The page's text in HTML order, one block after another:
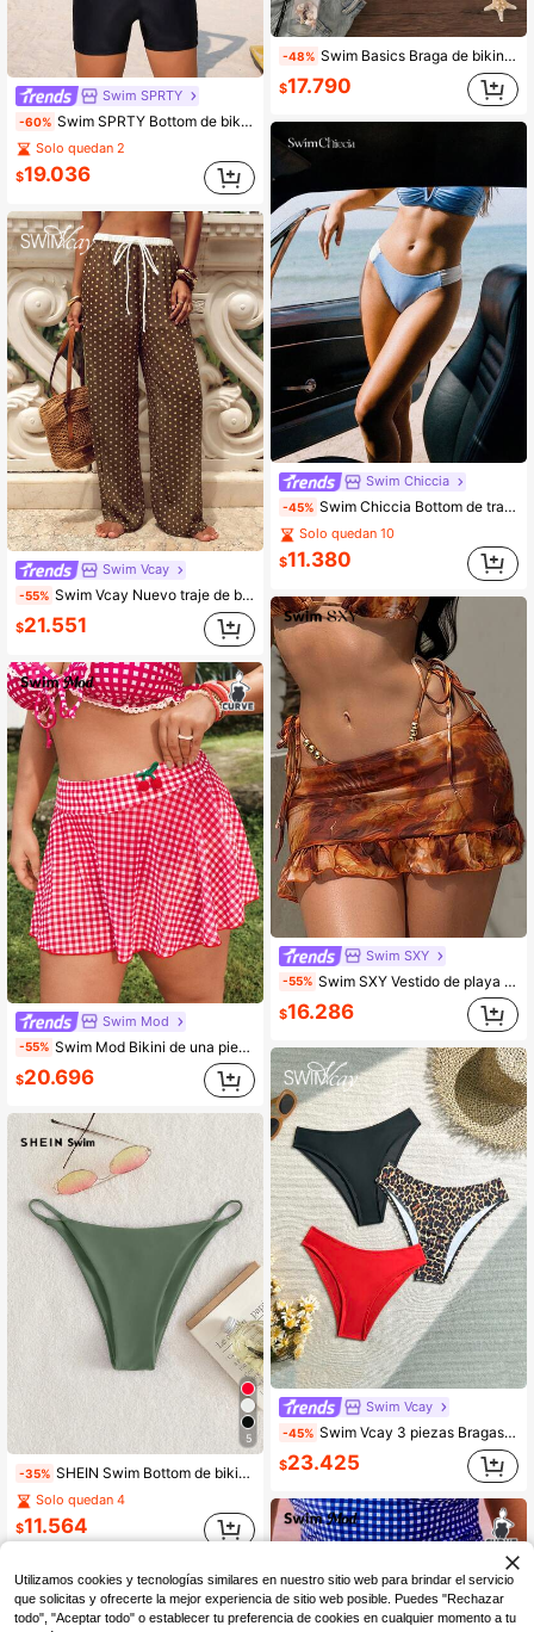
Swim SPRTY
-60% Swim SPRTY Bottom de bikini con espalda cruzada y lazos, shorts de baño para surf, natación y deportes
Solo quedan 2
$19.036
Swim Vcay
-55% Swim Vcay Nuevo traje de baño de una pieza para mujer con estampado de lunares y malla, elegante, romántico y casual para playa y vacaciones
$21.551
Swim Mod
-55% Swim Mod Bikini de una pieza talla grande estilo dulce esencial para playa de verano
$20.696
5
-35% SHEIN Swim Bottom de bikini liso
Solo quedan 4
$11.564
-48% Swim Basics Braga de bikini triangular con volantes, parches de malla negra, talla grande, nueva primavera 2025
$17.790
Swim Chiccia
-45% Swim Chiccia Bottom de traje de baño de mujer de estilo boho elegante y de alta gama, de seda satinada en contraste beige y azul, para vacaciones y playa casual
Solo quedan 10
$11.380
Swim SXY
-55% Swim SXY Vestido de playa de verano para mujer con estilo sexy de vacaciones, estampado de retazos con volantes en el bajo, Bottom de bikini con cuentas y nudos
$16.286
Swim Vcay
-45% Swim Vcay 3 piezas Bragas de traje de baño sexy para mujer para vacaciones de playa en verano
$23.425
Utilizamos cookies y tecnologías similares en nuestro sitio web para brindar el servicio
que solicitas y ofrecerte la mejor experiencia de sitio web posible. Puedes "Rechazar
todo", "Aceptar todo" o establecer tu preferencia de cookies en cualquier momento a tu